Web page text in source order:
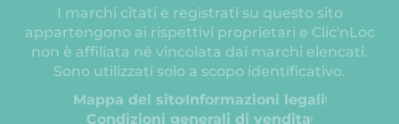
I marchi citati e registrati su questo sito
appartengono ai rispettivi proprietari e Clic'nLoc
non è affiliata né vincolata dai marchi elencati.
Sono utilizzati solo a scopo identificativo.
Mappa del sitoInformazioni legali
Condizioni generali di vendita